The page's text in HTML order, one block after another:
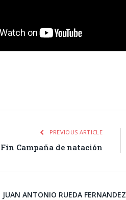
PREVIOUS ARTICLE
Fin Campaña de natación
JUAN ANTONIO RUEDA FERNANDEZ